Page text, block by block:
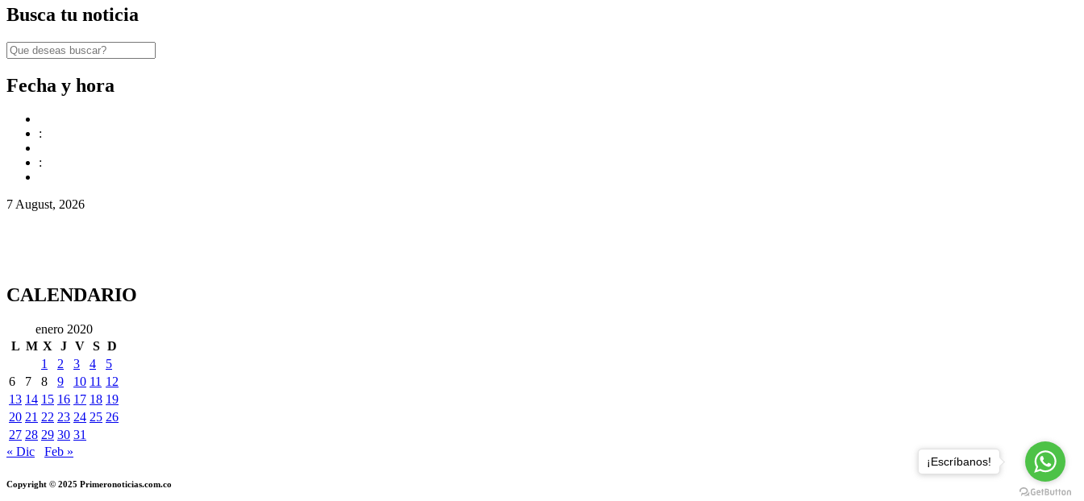
Busca tu noticia
Fecha y hora
:
:
7 August, 2026
CALENDARIO
enero 2020
L M X J V S D
1
2 3 4
5
6
7 8 9 10 11 12
13 14 15 16 17 18 19
20 21 22 23 24 25 26
27 28 29 30 31
« Dic
Feb »
Copyright © 2025 Primeronoticias.com.co
¡Escríbanos!